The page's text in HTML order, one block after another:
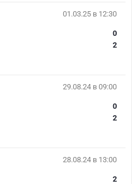
01.03.25 в 12:30
0
2
29.08.24 в 09:00
0
2
28.08.24 в 13:00
2